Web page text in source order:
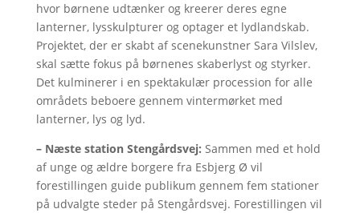
hvor børnene udtænker og kreerer deres egne
lanterner, lysskulpturer og optager et lydlandskab.
Projektet, der er skabt af scenekunstner Sara Vilslev,
skal sætte fokus på børnenes skaberlyst og styrker.
Det kulminerer i en spektakulær procession for alle
områdets beboere gennem vintermørket med
lanterner, lys og lyd.
– Næste station Stengårdsvej: Sammen med et hold
af unge og ældre borgere fra Esbjerg Ø vil
forestillingen guide publikum gennem fem stationer
på udvalgte steder på Stengårdsvej. Forestillingen vil